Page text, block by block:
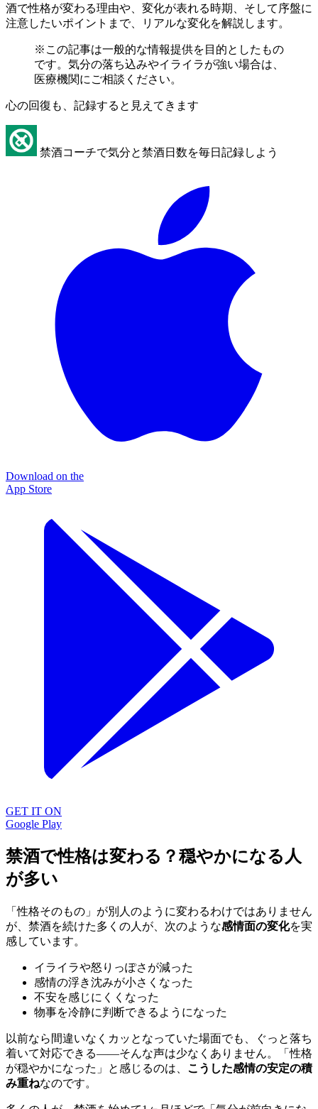
酒で性格が変わる理由や、変化が表れる時期、そして序盤に
注意したいポイントまで、リアルな変化を解説します。
※この記事は一般的な情報提供を目的としたもの
です。気分の落ち込みやイライラが強い場合は、
医療機関にご相談ください。
心の回復も、記録すると見えてきます
禁酒コーチで気分と禁酒日数を毎日記録しよう
Download on the
App Store
GET IT ON
Google Play
禁酒で性格は変わる？穏やかになる人
が多い
「性格そのもの」が別人のように変わるわけではありません
が、禁酒を続けた多くの人が、次のような感情面の変化を実
感しています。
イライラや怒りっぽさが減った
感情の浮き沈みが小さくなった
不安を感じにくくなった
物事を冷静に判断できるようになった
以前なら間違いなくカッとなっていた場面でも、ぐっと落ち
着いて対応できる——そんな声は少なくありません。「性格
が穏やかになった」と感じるのは、 こうした感情の安定の積
み重ねなのです。